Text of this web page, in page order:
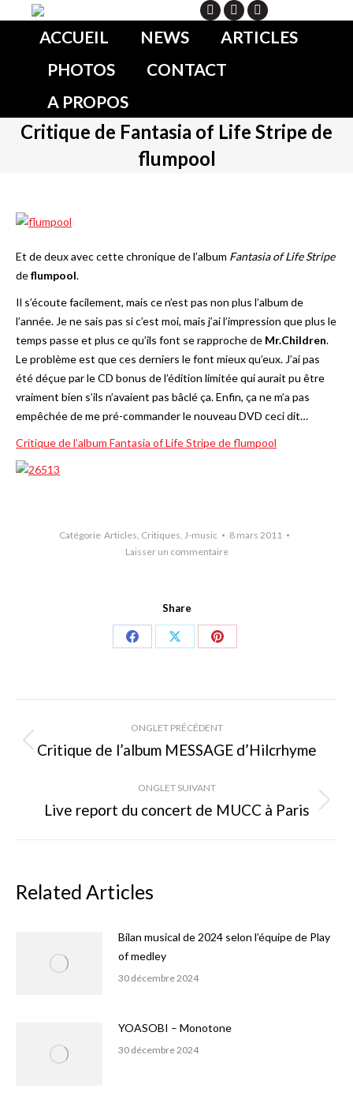
ACCUEIL NEWS
ARTICLES
PHOTOS
CONTACT
A PROPOS
Critique de Fantasia of Life Stripe de
flumpool
Et de deux avec cette chronique de l’album Fantasia of Life Stripe
deflumpool.
Il s’écoute facilement, mais ce n’est pas non plus l’album de
l’année. Je ne sais pas si c’est moi, mais j’ai l’impression que plus le
temps passe et plus ce qu’ils font se rapproche de Mr.Children.
Le problème est que ces derniers le font mieux qu’eux. J’ai pas
été déçue par le CD bonus de l’édition limitée qui aurait pu être
vraiment bien s’ils n’avaient pas bâclé ça. Enfin, ça ne m’a pas
empêchée de me pré-commander le nouveau DVD ceci dit…
Critique de l’album Fantasia of Life Stripe de flumpool
Catégorie Articles, Critiques, J-music
8 mars 2011
Laisser un commentaire
Share
Share
Share
Share
Navigation
de
commentaire
ONGLET PRÉCÉDENT
Onglet
Critique de l’album MESSAGE d’Hilcrhyme
ONGLET SUIVANT
Onglet
Live report du concert de MUCC à Paris
Related Articles
Bilan musical de 2024 selon l’équipe de Play
of medley
30 décembre 2024
YOASOBI – Monotone
30 décembre 2024